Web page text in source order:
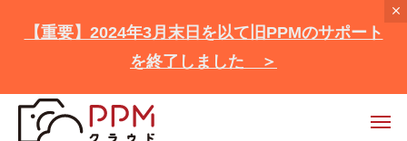
【重要】2024年3月末日を以て旧PPMのサポート
を終了しました ＞